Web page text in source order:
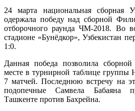
24 марта национальная сборная
одержала победу над сборной
отборочного раунда ЧМ-2018. Во
стадионе «Бунёдкор», Узбекистан
1:0.
Данная победа позволила
месте в турнирной таблице группы
7 матчей. Последнюю встречу на
подопечные Самвела Бабаяна
Ташкенте против Бахрейна.